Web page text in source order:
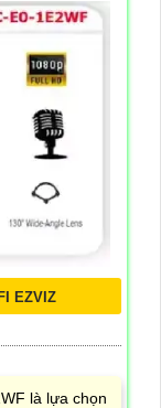
EZVIZ
là lựa chọn